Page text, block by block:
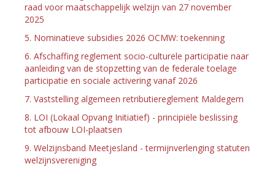
raad voor maatschappelijk welzijn van 27 november
2025
5. Nominatieve subsidies 2026 OCMW: toekenning
6. Afschaffing reglement socio-culturele participatie naar
aanleiding van de stopzetting van de federale toelage
participatie en sociale activering vanaf 2026
7. Vaststelling algemeen retributiereglement Maldegem
8. LOI (Lokaal Opvang Initiatief) - principiële beslissing
tot afbouw LOI-plaatsen
9. Welzijnsband Meetjesland - termijnverlenging statuten
welzijnsvereniging